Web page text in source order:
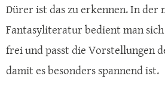
Dürer ist das zu erkennen. In der
Fantasyliteratur bedient man
frei und passt die Vorstellungen
damit es besonders spannend ist.